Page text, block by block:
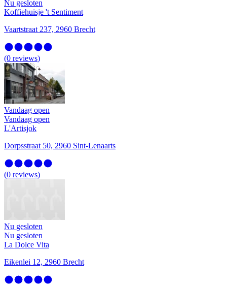
Nu gesloten
Koffiehuisje 't Sentiment
Vaartstraat 237, 2960 Brecht
(0 reviews)
Vandaag open
Vandaag open
L'Artisjok
Dorpsstraat 50, 2960 Sint-Lenaarts
(0 reviews)
Nu gesloten
Nu gesloten
La Dolce Vita
Eikenlei 12, 2960 Brecht